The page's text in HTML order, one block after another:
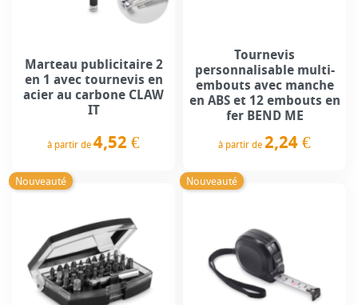
Marteau publicitaire 2
en 1 avec tournevis en
acier au carbone CLAW
IT
à partir de 4,52 €
Tournevis
personnalisable multi-
embouts avec manche
en ABS et 12 embouts en
fer BEND ME
à partir de 2,24 €
Nouveauté Nouveauté